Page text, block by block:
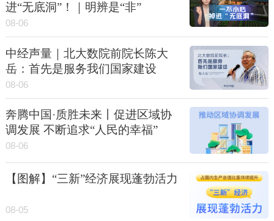
进“无底洞”！｜明辨是“非”
08-06
中经声量｜北大数院前院长陈大
岳：首先是服务我们国家建设
08-06
奔腾中国·质胜未来丨促进区域协
调发展 不断追求“人民的幸福”
08-06
【图解】“三新”经济展现蓬勃活力
08-05